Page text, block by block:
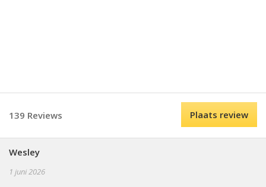
139 Reviews Plaats review
Wesley
1 juni 2026